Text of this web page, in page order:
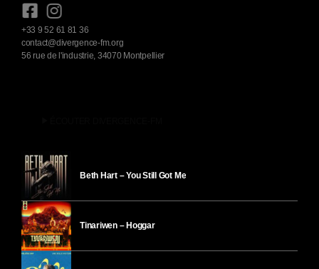
+33 9 52 61 81 36
contact@divergence-fm.org
56 rue de l'industrie, 34070 Montpellier
Beth Hart – You Still Got Me
Tinariwen – Hoggar